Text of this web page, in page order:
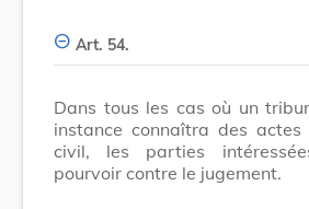
Art. 54.
Dans tous les cas où un
instance connaîtra des
civil, les parties
pourvoir contre le jugement.